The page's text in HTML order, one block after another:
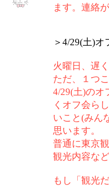
ます。連絡
＞4/29(土)
火曜日、遅
ただ、１つ
4/29(土)のオ
くオフ会らし
いこと(みん
思います。
普通に東京
観光内容な
もし「観光